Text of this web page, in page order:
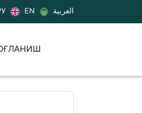
EN العربية